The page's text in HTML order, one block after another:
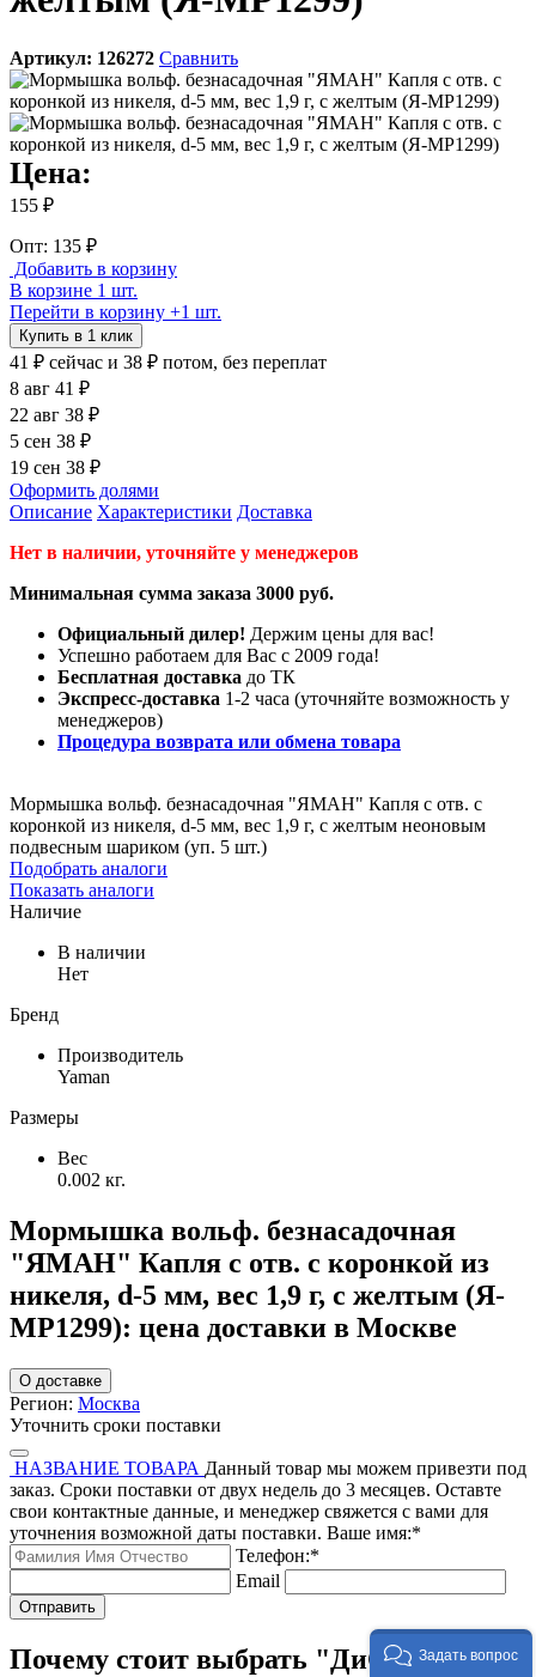
Артикул: 126272 Сравнить
Цена:
155 ₽
Опт: 135 ₽
Добавить в корзину
В корзине 1 шт.
Перейти в корзину +1 шт.
Купить в 1 клик
41 ₽ сейчас и 38 ₽ потом, без переплат
8 авг 41 ₽
22 авг 38 ₽
5 сен 38 ₽
19 сен 38 ₽
Оформить долями
Описание Характеристики Доставка
Нет в наличии, уточняйте у менеджеров
Минимальная сумма заказа 3000 руб.
Официальный дилер! Держим цены для вас!
Успешно работаем для Вас с 2009 года!
Бесплатная доставка до ТК
Экспресс-доставка 1-2 часа (уточняйте возможность у
менеджеров)
Процедура возврата или обмена товара
Мормышка вольф. безнасадочная "ЯМАН" Капля с отв. с
коронкой из никеля, d-5 мм, вес 1,9 г, с желтым неоновым
подвесным шариком (уп. 5 шт.)
Подобрать аналоги
Показать аналоги
Наличие
В наличии
Нет
Бренд
Производитель
Yaman
Размеры
Вес
0.002 кг.
Мормышка вольф. безнасадочная
"ЯМАН" Капля с отв. с коронкой из
никеля, d-5 мм, вес 1,9 г, с желтым (Я-
МР1299): цена доставки в Москве
О доставке
Регион: Москва
Уточнить сроки поставки
НАЗВАНИЕ ТОВАРА Данный товар мы можем привезти под
заказ. Сроки поставки от двух недель до 3 месяцев. Оставте
свои контактные данные, и менеджер свяжется с вами для
уточнения возможной даты поставки. Ваше имя:*
Телефон:*
Email
Отправить
Почему стоит выбрать "ДиСкан"?Задать вопрос